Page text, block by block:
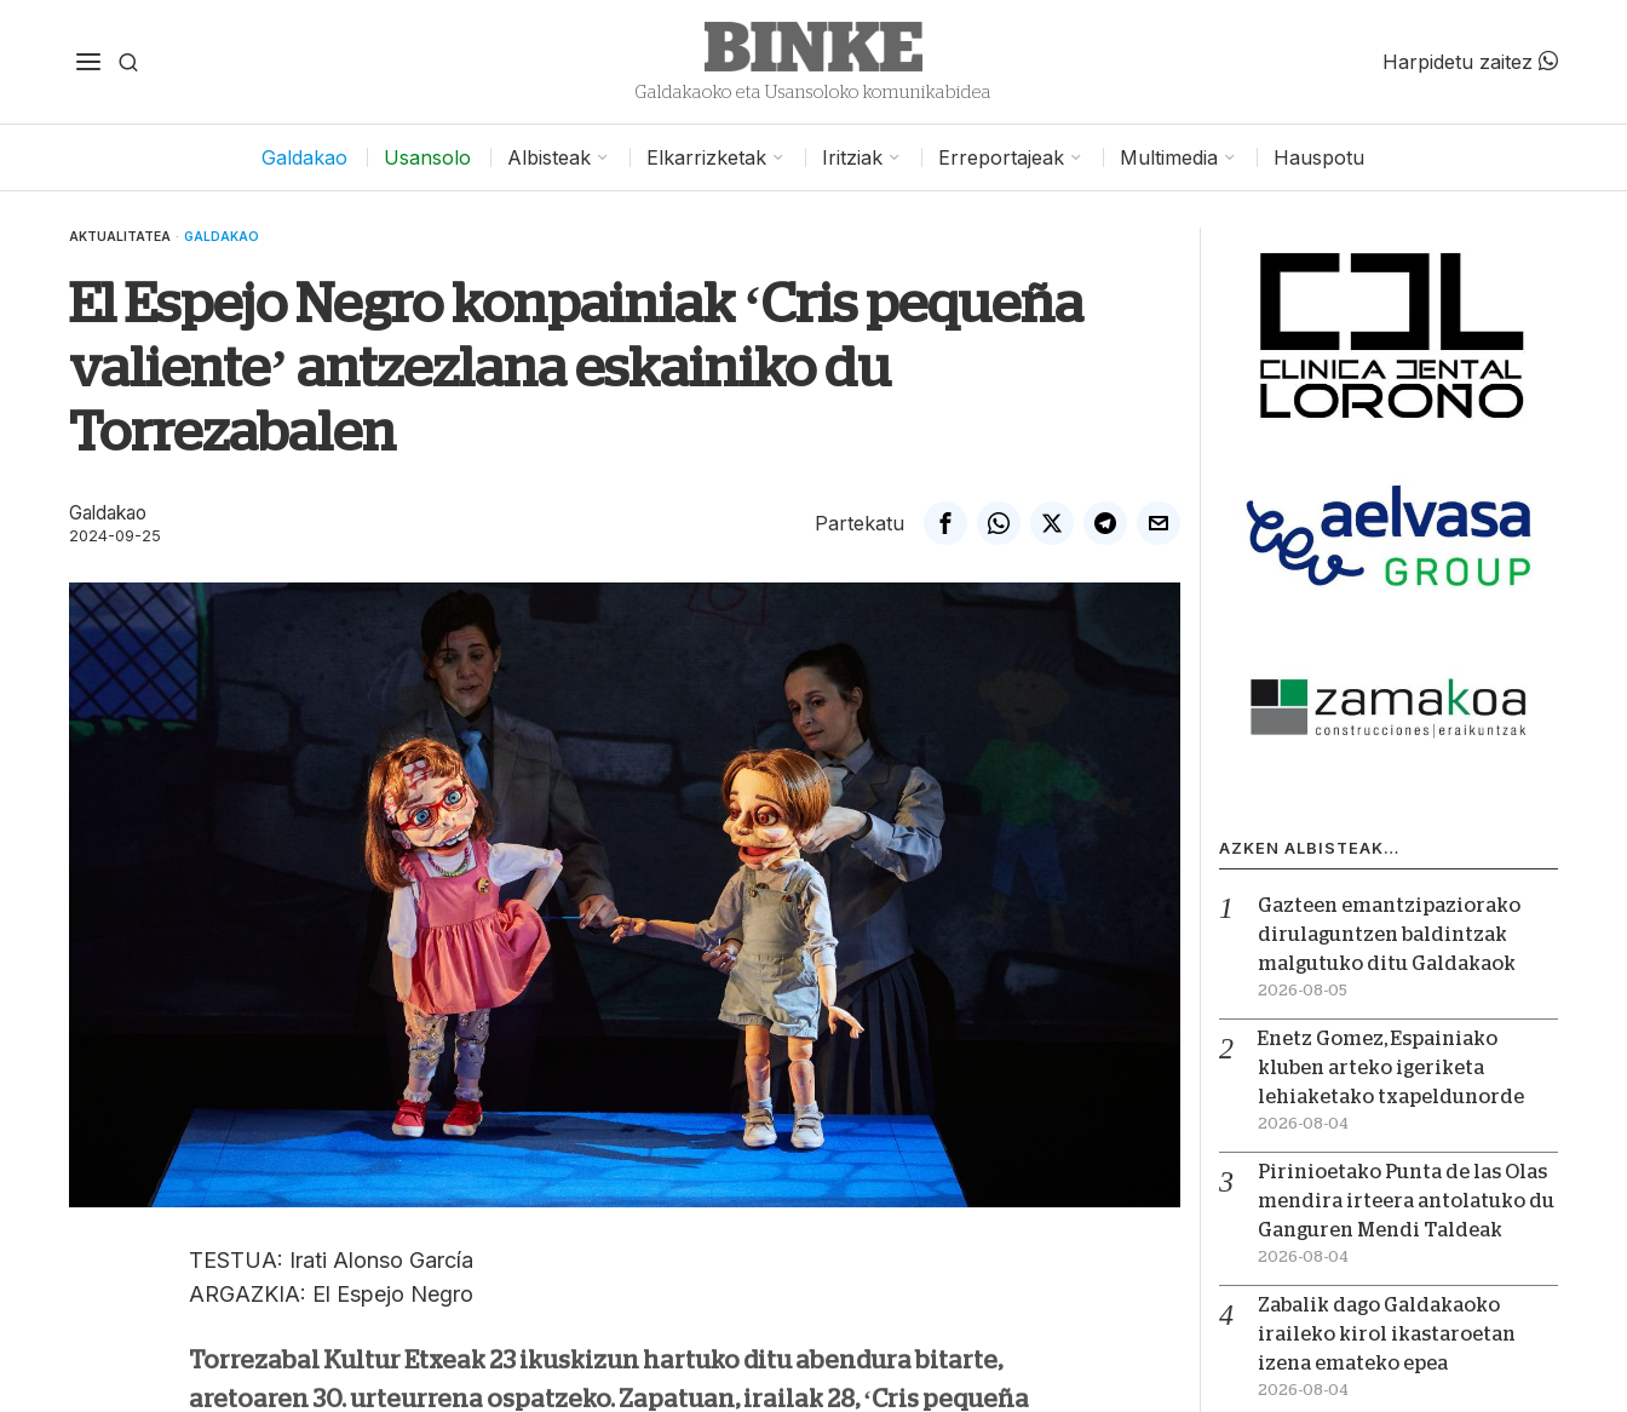
Galdakaoko eta Usansoloko komunikabidea
Harpidetu zaitez
Galdakao Usansolo Albisteak Elkarrizketak Iritziak Erreportajeak Multimedia Hauspotu
AKTUALITATEA · GALDAKAO
El Espejo Negro konpainiak ‘Cris pequeña
valiente’ antzezlana eskainiko du
Torrezabalen
Galdakao
2024-09-25
Partekatu
TESTUA: Irati Alonso García
ARGAZKIA: El Espejo Negro
Torrezabal Kultur Etxeak 23 ikuskizun hartuko ditu abendura bitarte,
aretoaren 30. urteurrena ospatzeko. Zapatuan, irailak 28, ‘Cris pequeña
AZKEN ALBISTEAK…
Gazteen emantzipaziorako
dirulaguntzen baldintzak
malgutuko ditu Galdakaok
2026-08-05
Enetz Gomez, Espainiako
kluben arteko igeriketa
lehiaketako txapeldunorde
2026-08-04
Pirinioetako Punta de las Olas
mendira irteera antolatuko du
Ganguren Mendi Taldeak
2026-08-04
Zabalik dago Galdakaoko
iraileko kirol ikastaroetan
izena emateko epea
2026-08-04